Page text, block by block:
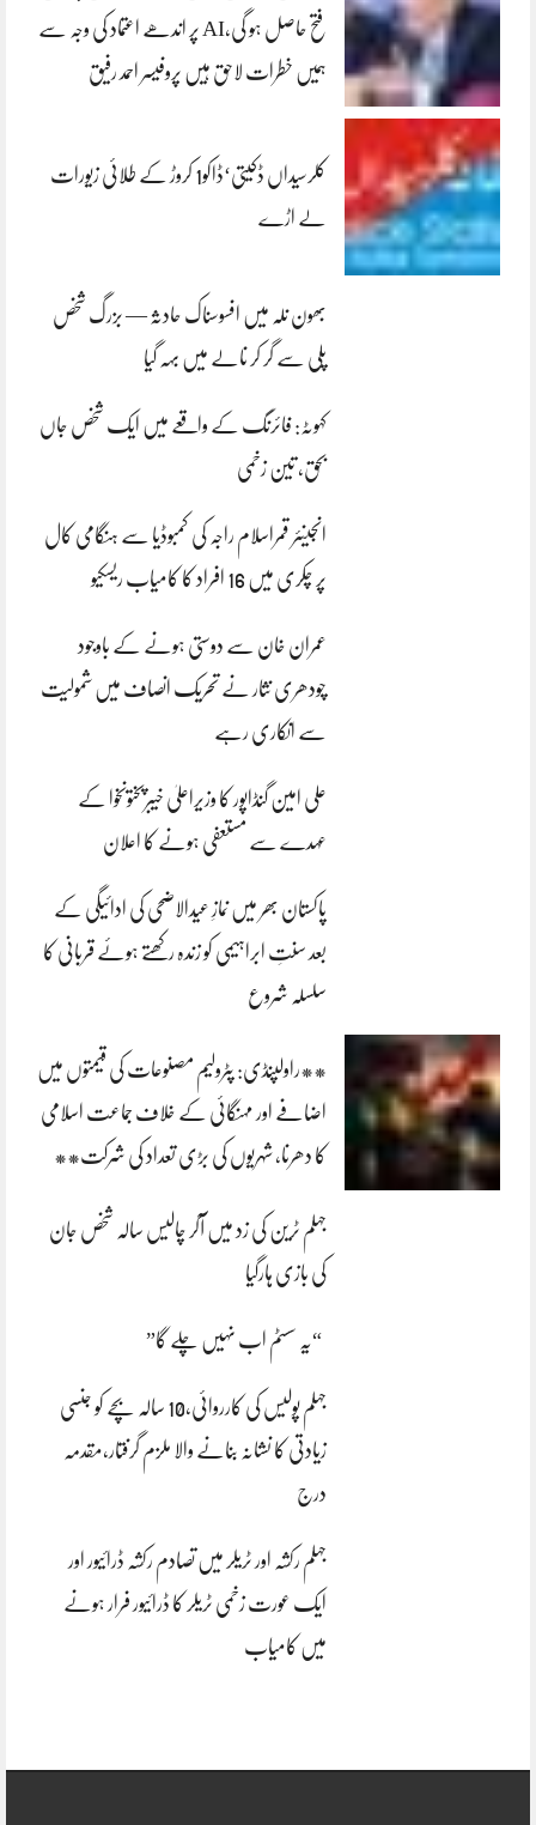
فتح حاصل ہو گی،AI پر اندھے اعتماد کی وجہ سے
ہمیں خطرات لاحق ہیں پروفیسر احمد رفیق
کلرسیداں ڈکیتی‘ڈاکو1 کروڑ کے طلائی زیورات
لے اڑے
بھون نلہ میں افسوسناک حادثہ — بزرگ شخص
پلی سے گر کر نالے میں بہہ گیا
کہوٹہ: فائرنگ کے واقعے میں ایک شخص جاں
بحق، تین زخمی
انجینئر قمراسلام راجہ کی کمبوڈیا سے ہنگامی کال
پر چکری میں 16 افراد کا کامیاب ریسکیو
عمران خان سے دوستی ہونے کے باوجود
چودھری نثار نے تحریک انصاف میں شمولیت
سے انکاری رہے
علی امین گنڈاپور کا وزیراعلیٰ خیبرپختونخوا کے
عہدے سے مستعفی ہونے کا اعلان
پاکستان بھر میں نمازِ عیدالاضحی کی ادائیگی کے
بعد سنتِ ابراہیمی کو زندہ رکھتے ہوئے قربانی کا
سلسلہ شروع
**راولپنڈی: پٹرولیم مصنوعات کی قیمتوں میں
اضافے اور مہنگائی کے خلاف جماعت اسلامی
کا دھرنا، شہریوں کی بڑی تعداد کی شرکت**
جہلم ٹرین کی زد میں آکر چالیس سالہ شخص جان
کی بازی ہارگیا
“یہ سسٹم اب نہیں چلے گا”
جہلم پولیس کی کارروائی،10 سالہ بچے کو جنسی
زیادتی کا نشانہ بنانے والا ملزم گرفتار،مقدمہ
درج
جہلم رکشہ اور ٹریلر میں تصادم رکشہ ڈرائیور اور
ایک عورت زخمی ٹریلر کا ڈرائیور فرار ہونے
میں کامیاب